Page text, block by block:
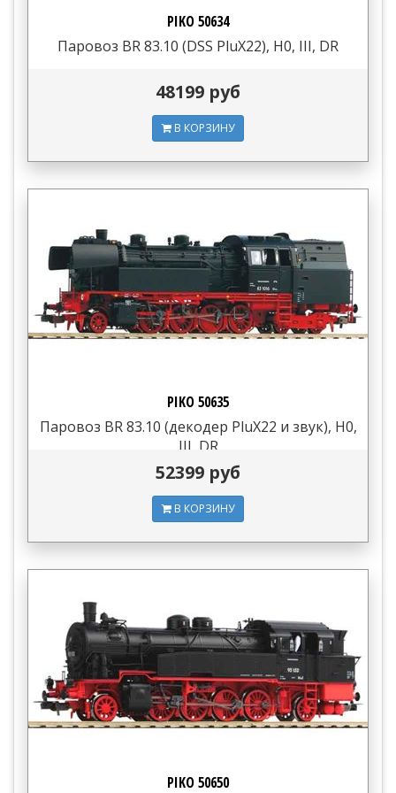
PIKO 50634
Паровоз BR 83.10 (DSS PluX22), H0, III, DR
48199 руб
В КОРЗИНУ
PIKO 50635
Паровоз BR 83.10 (декодер PluX22 и звук), H0,
III, DR
52399 руб
В КОРЗИНУ
PIKO 50650